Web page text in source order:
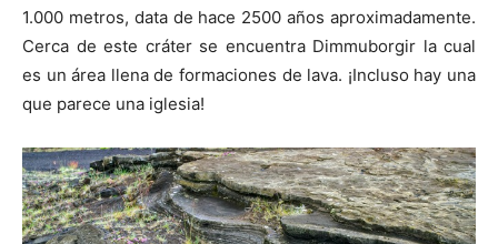
1.000 metros, data de hace 2500 años aproximadamente.
Cerca de este cráter se encuentra Dimmuborgir la cual
es un área llena de formaciones de lava. ¡Incluso hay una
que parece una iglesia!